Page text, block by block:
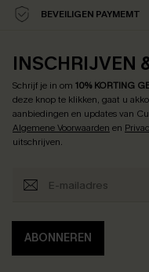
BEVEILIGEN PAYMEMT
INSCHRIJVEN
Schrijf je in om 10% KORTING
deze knop te klikken, gaat u
aanbiedingen en updates van
Algemene Voorwaarden en
uitschrijven.
ABONNEREN